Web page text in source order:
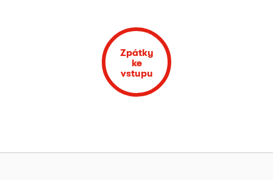
Zpátky
ke
vstupu